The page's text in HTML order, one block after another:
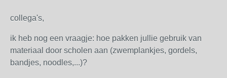
collega's,
ik heb nog een vraagje: hoe pakken jullie gebruik van
materiaal door scholen aan (zwemplankjes, gordels,
bandjes, noodles,...)?